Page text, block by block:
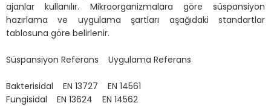
ajanlar kullanılır. Mikroorganizmalara göre süspansiyon
hazırlama ve uygulama şartları aşağıdaki standartlar
tablosuna göre belirlenir.
Süspansiyon Referans Uygulama Referans
Bakterisidal EN 13727 EN 14561
Fungisidal EN 13624 EN 14562